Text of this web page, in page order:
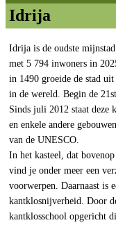
Idrija
Idrija is de oudste
met 5 794 inwoners in
in 1490 groeide de stad
in de wereld. Begin de
Sinds juli 2012 staat deze
en enkele andere
van de UNESCO.
In het kasteel, dat
vind je onder meer een
voorwerpen. Daarnaast is
kantklosnijverheid. Door
kantklosschool opgericht